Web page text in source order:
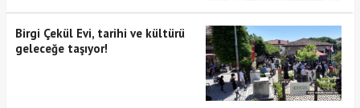
Birgi Çekül Evi, tarihi ve kültürü
geleceğe taşıyor!